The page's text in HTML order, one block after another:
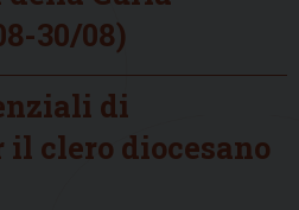
30/08)
di
clero diocesano